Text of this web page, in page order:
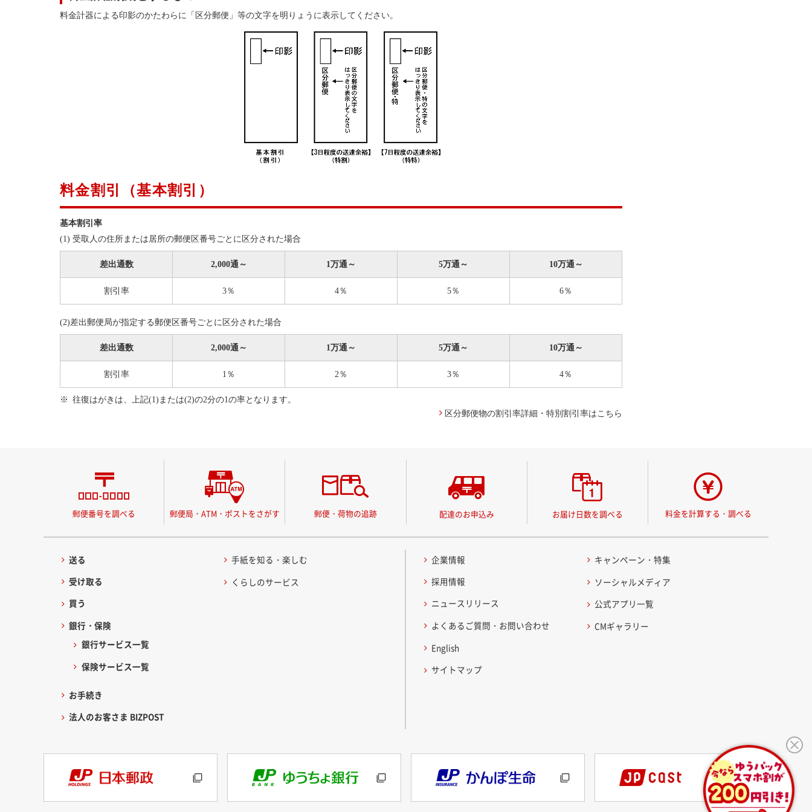
料金計器による印影のかたわらに「区分郵便」等の文字を明りょうに表示してください。
料金割引（基本割引）
基本割引率
(1) 受取人の住所または居所の郵便区番号ごとに区分された場合
差出通数 2,000通～ 1万通～ 5万通～ 10万通～
割引率 3％ 4％ 5％ 6％
(2)差出郵便局が指定する郵便区番号ごとに区分された場合
差出通数 2,000通～ 1万通～ 5万通～ 10万通～
割引率 1％ 2％ 3％ 4％
往復はがきは、上記(1)または(2)の2分の1の率となります。
区分郵便物の割引率詳細・特別割引率はこちら
郵便番号を調べる 郵便局・ATM・ポストをさがす 郵便・荷物の追跡 配達のお申込み お届け日数を調べる 料金を計算する・調べる
送る
受け取る
買う
銀行・保険
銀行サービス一覧
保険サービス一覧
お手続き
法人のお客さま BIZPOST
手紙を知る・楽しむ
くらしのサービス
企業情報
採用情報
ニュースリリース
よくあるご質問・お問い合わせ
English
サイトマップ
キャンペーン・特集
ソーシャルメディア
公式アプリ一覧
CMギャラリー